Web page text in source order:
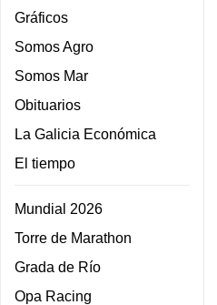
Gráficos
Somos Agro
Somos Mar
Obituarios
La Galicia Económica
El tiempo
Mundial 2026
Torre de Marathon
Grada de Río
Opa Racing